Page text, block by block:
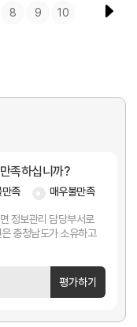
8 9 10
족하십니까?
만족 매우불만족
정보관리 담당부서로
도가 소유하고
평가하기